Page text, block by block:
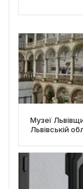
Музеї
Львівській